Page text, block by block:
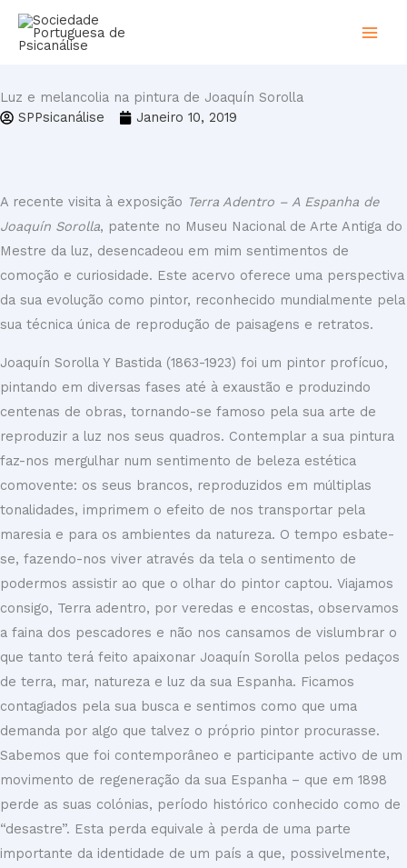
Skip
Luz e melancolia na pintura de Joaquín Sorolla
SPPsicanálise
Janeiro 10, 2019
A recente visita à exposição Terra Adentro – A Espanha de
Joaquín Sorolla, patente no Museu Nacional de Arte Antiga do
Mestre da luz, desencadeou em mim sentimentos de
comoção e curiosidade. Este acervo oferece uma perspectiva
da sua evolução como pintor, reconhecido mundialmente pela
sua técnica única de reprodução de paisagens e retratos.
Joaquín Sorolla Y Bastida (1863-1923) foi um pintor profícuo,
pintando em diversas fases até à exaustão e produzindo
centenas de obras, tornando-se famoso pela sua arte de
reproduzir a luz nos seus quadros. Contemplar a sua pintura
faz-nos mergulhar num sentimento de beleza estética
comovente: os seus brancos, reproduzidos em múltiplas
tonalidades, imprimem o efeito de nos transportar pela
maresia e para os ambientes da natureza. O tempo esbate-
se, fazendo-nos viver através da tela o sentimento de
podermos assistir ao que o olhar do pintor captou. Viajamos
consigo, Terra adentro, por veredas e encostas, observamos
a faina dos pescadores e não nos cansamos de vislumbrar o
que tanto terá feito apaixonar Joaquín Sorolla pelos pedaços
de terra, mar, natureza e luz da sua Espanha. Ficamos
contagiados pela sua busca e sentimos como que uma
demanda por algo que talvez o próprio pintor procurasse.
Sabemos que foi contemporâneo e participante activo de um
movimento de regeneração da sua Espanha – que em 1898
perde as suas colónias, período histórico conhecido como de
“desastre”. Esta perda equivale à perda de uma parte
importante da identidade de um país a que, possivelmente,